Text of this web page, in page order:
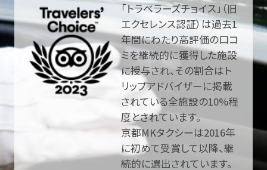
「トラベラーズチョイス」（旧
エクセレンス認証）は過去1
年間にわたり高評価の口コ
ミを継続的に獲得した施設
に授与され、その割合はト
リップアドバイザーに掲載
されている全施設の10%程
度とされています。
京都MKタクシーは2016年
に初めて受賞して以降、継
続的に選出されています。